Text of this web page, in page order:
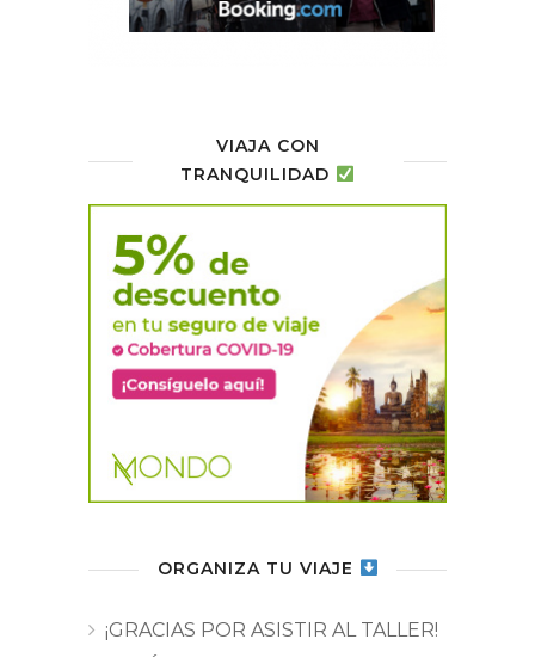
VIAJA CON
TRANQUILIDAD
ORGANIZA TU VIAJE
¡GRACIAS POR ASISTIR AL TALLER!